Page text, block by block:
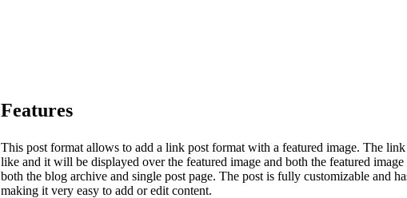
Features
This post format allows to add a link post format with a featured image. The link
like and it will be displayed over the featured image and both the featured
both the blog archive and single post page. The post is fully customizable and
making it very easy to add or edit content.